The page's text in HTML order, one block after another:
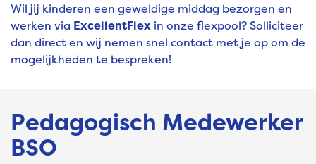
Wil jij kinderen een geweldige middag bezorgen en
werken via ExcellentFlex in onze flexpool? Solliciteer
dan direct en wij nemen snel contact met je op om de
mogelijkheden te bespreken!
Pedagogisch Medewerker
BSO